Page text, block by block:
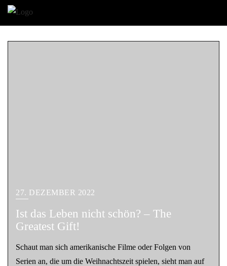
27. DEZEMBER 2022
Ist das Leben nicht schön? – The
Greatest Gift!
Schaut man sich amerikanische Filme oder Folgen von
Serien an, die um die Weihnachtszeit spielen, sieht man auf